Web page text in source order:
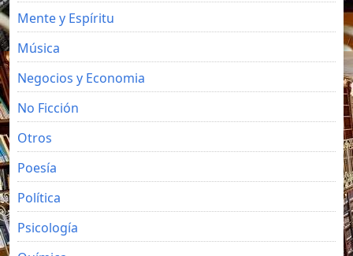
Mente y Espíritu
Música
Negocios y Economia
No Ficción
Otros
Poesía
Política
Psicología